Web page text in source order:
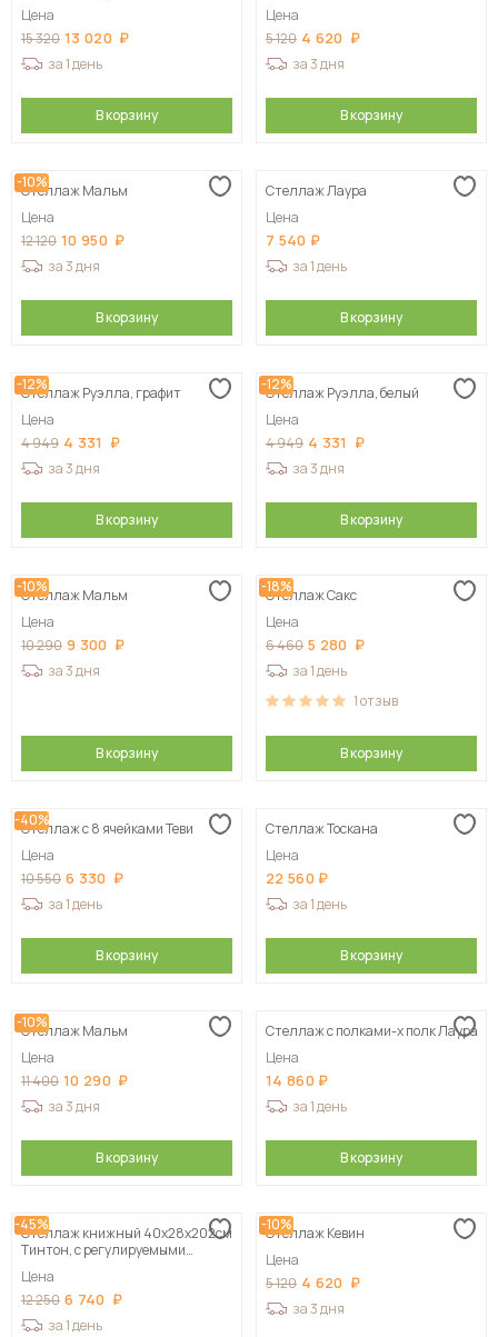
Цена
15 320 13 020
за 1 день
В корзину
Цена
5 120 4 620
за 3 дня
В корзину
-10%
Стеллаж Мальм
Цена
12 120 10 950
за 3 дня
В корзину
Стеллаж Лаура
Цена
7 540
за 1 день
В корзину
-12%
Стеллаж Руэлла, графит
Цена
4 949 4 331
за 3 дня
В корзину
-12%
Стеллаж Руэлла, белый
Цена
4 949 4 331
за 3 дня
В корзину
-10%
Стеллаж Мальм
Цена
10 290 9 300
за 3 дня
В корзину
-18%
Стеллаж Сакс
Цена
6 460 5 280
за 1 день
1отзыв
В корзину
-40%
Стеллаж с 8 ячейками Теви
Цена
10 550 6 330
за 1 день
В корзину
Стеллаж Тоскана
Цена
22 560
за 1 день
В корзину
-10%
Стеллаж Мальм
Цена
11 400 10 290
за 3 дня
В корзину
Стеллаж с полками-х полк Лаура
Цена
14 860
за 1 день
В корзину
-45%
Стеллаж книжный 40x28x202см
Тинтон, с регулируемыми
Цена
12 250 6 740
за 1 день
-10%
Стеллаж Кевин
Цена
5 120 4 620
за 3 дня